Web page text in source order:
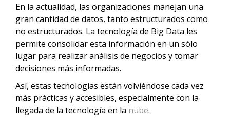
En la actualidad, las organizaciones manejan una
gran cantidad de datos, tanto estructurados como
no estructurados. La tecnología de Big Data les
permite consolidar esta información en un sólo
lugar para realizar análisis de negocios y tomar
decisiones más informadas.
Así, estas tecnologías están volviéndose cada vez
más prácticas y accesibles, especialmente con la
llegada de la tecnología en la nube.